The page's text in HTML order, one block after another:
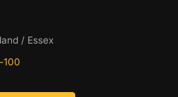
/ Essex
100